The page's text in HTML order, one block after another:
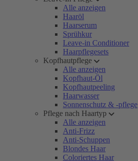
Alle anzeigen
Haaröl
Haarserum
Sprühkur
Leave-in Conditioner
Haarpflegesets
Kopfhautpflege
Alle anzeigen
Kopfhaut-Öl
Kopfhautpeeling
Haarwasser
Sonnenschutz & -pflege
Pflege nach Haartyp
Alle anzeigen
Anti-Frizz
Anti-Schuppen
Blondes Haar
Coloriertes Haar